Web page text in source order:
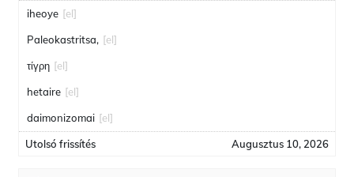
iheoye [el]
Paleokastritsa, [el]
τίγρη [el]
hetaire [el]
daimonizomai [el]
Utolsó frissítés Augusztus 10, 2026